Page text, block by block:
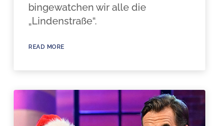
bingewatchen wir alle die
„Lindenstraße“.
READ MORE